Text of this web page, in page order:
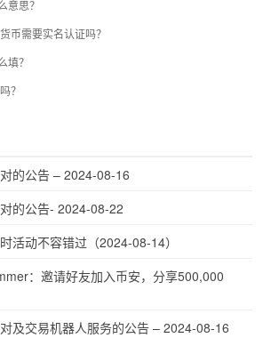
意思？
币需要实名认证吗？
填？
？
的公告 – 2024-08-16
的公告- 2024-08-22
活动不容错过（2024-08-14）
：邀请好友加入币安，分享500,000
及交易机器人服务的公告 – 2024-08-16